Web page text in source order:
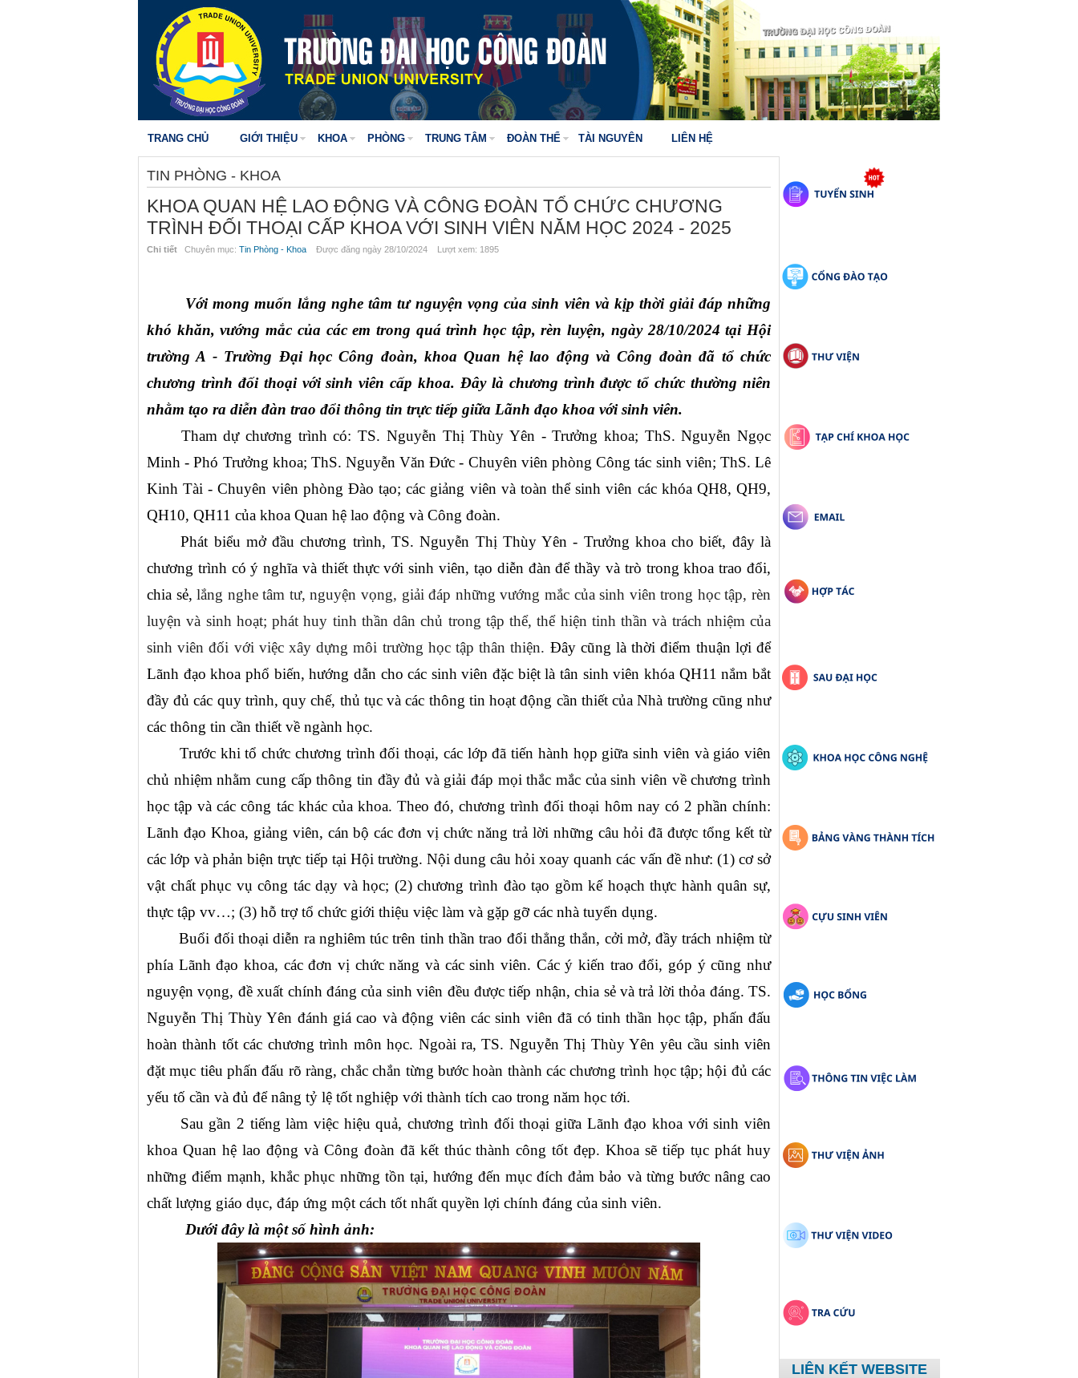
TRANG CHỦ GIỚI THIỆU KHOA PHÒNG TRUNG TÂM ĐOÀN THỂ TÀI NGUYÊN LIÊN HỆ
TIN PHÒNG - KHOA
KHOA QUAN HỆ LAO ĐỘNG VÀ CÔNG ĐOÀN TỔ CHỨC CHƯƠNG
TRÌNH ĐỐI THOẠI CẤP KHOA VỚI SINH VIÊN NĂM HỌC 2024 - 2025
Chi tiết Chuyên mục: Tin Phòng - Khoa Được đăng ngày 28/10/2024 Lượt xem: 1895
Với mong muốn lắng nghe tâm tư nguyện vọng của sinh viên và kịp thời giải đáp những
khó khăn, vướng mắc của các em trong quá trình học tập, rèn luyện, ngày 28/10/2024 tại Hội
trường A - Trường Đại học Công đoàn, khoa Quan hệ lao động và Công đoàn đã tổ chức
chương trình đối thoại với sinh viên cấp khoa. Đây là chương trình được tổ chức thường niên
nhằm tạo ra diễn đàn trao đổi thông tin trực tiếp giữa Lãnh đạo khoa với sinh viên.
Tham dự chương trình có: TS. Nguyễn Thị Thùy Yên - Trưởng khoa; ThS. Nguyễn Ngọc
Minh - Phó Trưởng khoa; ThS. Nguyễn Văn Đức - Chuyên viên phòng Công tác sinh viên; ThS. Lê
Kinh Tài - Chuyên viên phòng Đào tạo; các giảng viên và toàn thể sinh viên các khóa QH8, QH9,
QH10, QH11 của khoa Quan hệ lao động và Công đoàn.
Phát biểu mở đầu chương trình, TS. Nguyễn Thị Thùy Yên - Trưởng khoa cho biết, đây là
chương trình có ý nghĩa và thiết thực với sinh viên, tạo diễn đàn để thầy và trò trong khoa trao đổi,
chia sẻ, lắng nghe tâm tư, nguyện vọng, giải đáp những vướng mắc của sinh viên trong học tập, rèn
luyện và sinh hoạt; phát huy tinh thần dân chủ trong tập thể, thể hiện tinh thần và trách nhiệm của
sinh viên đối với việc xây dựng môi trường học tập thân thiện. Đây cũng là thời điểm thuận lợi để
Lãnh đạo khoa phổ biến, hướng dẫn cho các sinh viên đặc biệt là tân sinh viên khóa QH11 nắm bắt
đầy đủ các quy trình, quy chế, thủ tục và các thông tin hoạt động cần thiết của Nhà trường cũng như
các thông tin cần thiết về ngành học.
Trước khi tổ chức chương trình đối thoại, các lớp đã tiến hành họp giữa sinh viên và giáo viên
chủ nhiệm nhằm cung cấp thông tin đầy đủ và giải đáp mọi thắc mắc của sinh viên về chương trình
học tập và các công tác khác của khoa. Theo đó, chương trình đối thoại hôm nay có 2 phần chính:
Lãnh đạo Khoa, giảng viên, cán bộ các đơn vị chức năng trả lời những câu hỏi đã được tổng kết từ
các lớp và phản biện trực tiếp tại Hội trường. Nội dung câu hỏi xoay quanh các vấn đề như: (1) cơ sở
vật chất phục vụ công tác dạy và học; (2) chương trình đào tạo gồm kế hoạch thực hành quân sự,
thực tập vv…; (3) hỗ trợ tổ chức giới thiệu việc làm và gặp gỡ các nhà tuyển dụng.
Buổi đối thoại diễn ra nghiêm túc trên tinh thần trao đổi thẳng thắn, cởi mở, đầy trách nhiệm từ
phía Lãnh đạo khoa, các đơn vị chức năng và các sinh viên. Các ý kiến trao đổi, góp ý cũng như
nguyện vọng, đề xuất chính đáng của sinh viên đều được tiếp nhận, chia sẻ và trả lời thỏa đáng. TS.
Nguyễn Thị Thùy Yên đánh giá cao và động viên các sinh viên đã có tinh thần học tập, phấn đấu
hoàn thành tốt các chương trình môn học. Ngoài ra, TS. Nguyễn Thị Thùy Yên yêu cầu sinh viên
đặt mục tiêu phấn đấu rõ ràng, chắc chắn từng bước hoàn thành các chương trình học tập; hội đủ các
yếu tố cần và đủ để nâng tỷ lệ tốt nghiệp với thành tích cao trong năm học tới.
Sau gần 2 tiếng làm việc hiệu quả, chương trình đối thoại giữa Lãnh đạo khoa với sinh viên
khoa Quan hệ lao động và Công đoàn đã kết thúc thành công tốt đẹp. Khoa sẽ tiếp tục phát huy
những điểm mạnh, khắc phục những tồn tại, hướng đến mục đích đảm bảo và từng bước nâng cao
chất lượng giáo dục, đáp ứng một cách tốt nhất quyền lợi chính đáng của sinh viên.
Dưới đây là một số hình ảnh:
LIÊN KẾT WEBSITE